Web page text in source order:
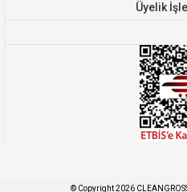
Üyelik
© Copyright 2026